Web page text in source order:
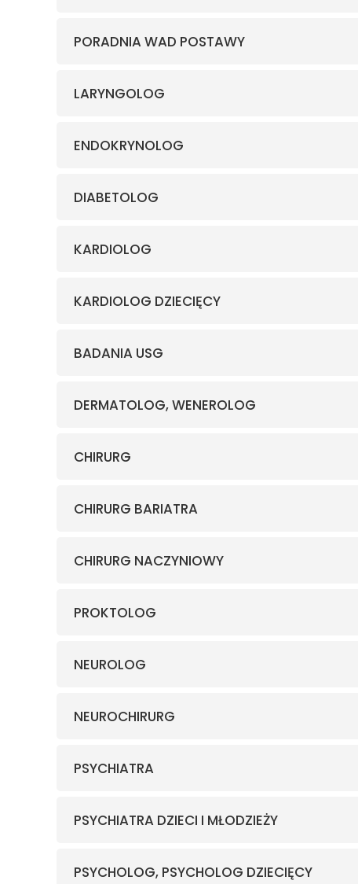
PORADNIA WAD POSTAWY
LARYNGOLOG
ENDOKRYNOLOG
DIABETOLOG
KARDIOLOG
KARDIOLOG DZIECIĘCY
BADANIA USG
DERMATOLOG, WENEROLOG
CHIRURG
CHIRURG BARIATRA
CHIRURG NACZYNIOWY
PROKTOLOG
NEUROLOG
NEUROCHIRURG
PSYCHIATRA
PSYCHIATRA DZIECI I MŁODZIEŻY
PSYCHOLOG, PSYCHOLOG DZIECIĘCY